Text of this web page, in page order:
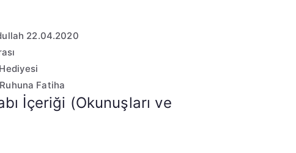
22.04.2020
Fatiha
İçeriği (Okunuşları ve